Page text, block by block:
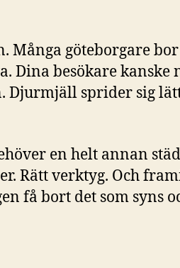
Många göteborgare
Dina besökare kanske
Djurmjäll sprider sig
en helt annan
Rätt verktyg. Och
få bort det som syns